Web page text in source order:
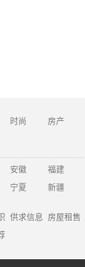
时尚 房产
安徽 福建
宁夏 新疆
供求信息 房屋租售